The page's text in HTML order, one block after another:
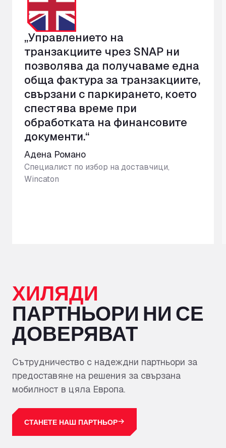
„Управлението на
транзакциите чрез SNAP ни
позволява да получаваме една
обща фактура за транзакциите,
свързани с паркирането, което
спестява време при
обработката на финансовите
документи.“
Адена Романо
Специалист по избор на доставчици,
Wincaton
ХИЛЯДИ
ПАРТНЬОРИ НИ СЕ
ДОВЕРЯВАТ
Сътрудничество с надеждни партньори за
предоставяне на решения за свързана
мобилност в цяла Европа.
СТАНЕТЕ НАШ ПАРТНЬОР